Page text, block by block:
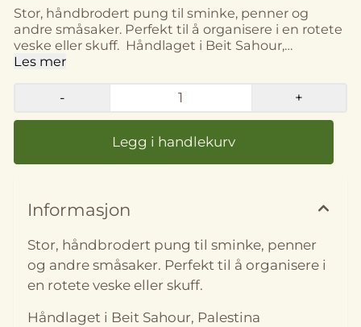
Stor, håndbrodert pung til sminke, penner og
andre småsaker. Perfekt til å organisere i en rotete
veske eller skuff. Håndlaget i Beit Sahour,
Palestina Størrelse: 16 x 20 cm (merk at farge,
Les mer
- +
Informasjon
Stor, håndbrodert pung til sminke, penner
og andre småsaker. Perfekt til å organisere i
en rotete veske eller skuff.
Håndlaget i Beit Sahour, Palestina
På lager På lager